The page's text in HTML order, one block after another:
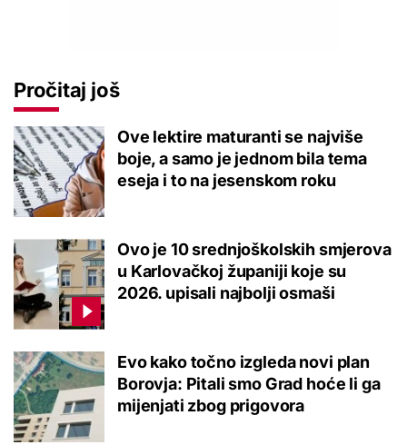
Pročitaj još
Ove lektire maturanti se najviše
boje, a samo je jednom bila tema
eseja i to na jesenskom roku
Ovo je 10 srednjoškolskih smjerova
u Karlovačkoj županiji koje su
2026. upisali najbolji osmaši
Evo kako točno izgleda novi plan
Borovja: Pitali smo Grad hoće li ga
mijenjati zbog prigovora